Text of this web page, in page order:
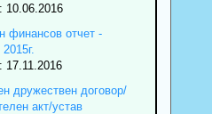
10.06.2016
финансов отчет -
17.11.2016
дружествен договор/
акт/устав